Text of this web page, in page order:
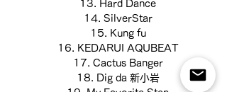
13. Hard Dance
14. SilverStar
15. Kung fu
16. KEDARUI AQUBEAT
17. Cactus Banger
18. Dig da 新小岩